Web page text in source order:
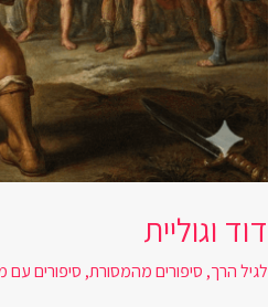
דוד וגוליית
לגיל הרך, סיפורים מהמסורת, סיפורים עם